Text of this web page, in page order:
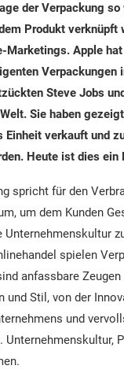
der Verpackung
Produkt verknüpft
Marketings. Apple
Verpackungen
Steve Jobs
Sie haben
Einheit verkauft und
Heute ist dies ein
spricht für den
um dem Kunden
Unternehmenskultur
spielen
anfassbare
und Stil, von der
und
Unternehmenskultur,